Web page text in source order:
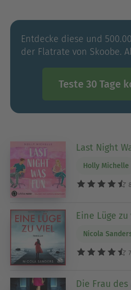
Entdecke diese und
der Flatrate von Skoobe.
Teste 30 Tage
Last Night
Holly Michelle
Eine Lüge
Nicola
Die Frau